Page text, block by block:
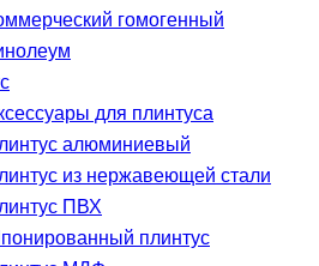
гомогенный
для плинтуса
алюминиевый
из нержавеющей стали
ПВХ
плинтус